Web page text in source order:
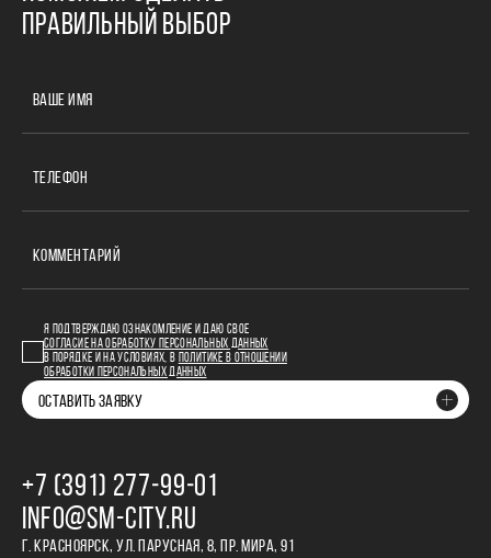
ПРАВИЛЬНЫЙ ВЫБОР
ВАШЕ ИМЯ
ТЕЛЕФОН
КОММЕНТАРИЙ
Я ПОДТВЕРЖДАЮ ОЗНАКОМЛЕНИЕ И ДАЮ СВОЕ
СОГЛАСИЕ НА ОБРАБОТКУ ПЕРСОНАЛЬНЫХ ДАННЫХ
В ПОРЯДКЕ И НА УСЛОВИЯХ, В
ПОЛИТИКЕ В ОТНОШЕНИИ
ОБРАБОТКИ ПЕРСОНАЛЬНЫХ ДАННЫХ
ОСТАВИТЬ ЗАЯВКУ
+7 (391) 277‒99‒01
INFO@SM-CITY.RU
Г. КРАСНОЯРСК, УЛ. ПАРУСНАЯ, 8, ПР. МИРА, 91